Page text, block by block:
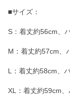
■サイズ：
S：着丈約56cm、
M：着丈約57cm、
L：着丈約58cm、
XL：着丈約59cm